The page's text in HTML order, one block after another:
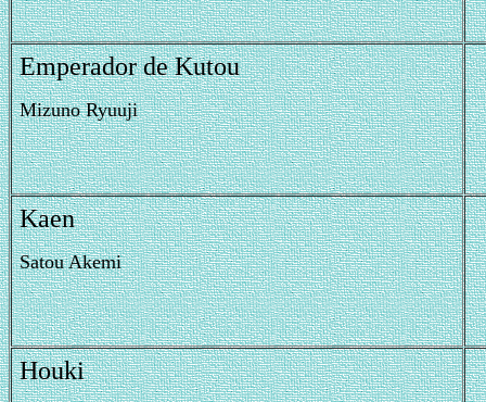
Emperador de Kutou
Mizuno Ryuuji
Kaen
Satou Akemi
Houki